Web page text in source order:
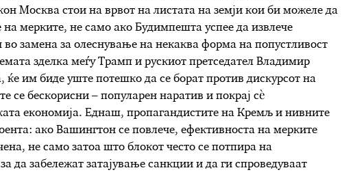
Москва стои на врвот на листата на земји кои би можеле да
на мерките, не само ако Будимпешта успее да извлече
замена за олеснување на некаква форма на попустливост
зделка меѓу Трамп и рускиот претседател Владимир
ќе им биде уште потешко да се борат против дискурсот на
се бескорисни – популарен наратив и покрај сѐ
економија. Еднаш, пропагандистите на Кремљ и нивните
ако Вашингтон се повлече, ефективноста на мерките
не само затоа што блокот често се потпира на
да забележат затајување санкции и да ги спроведуваат